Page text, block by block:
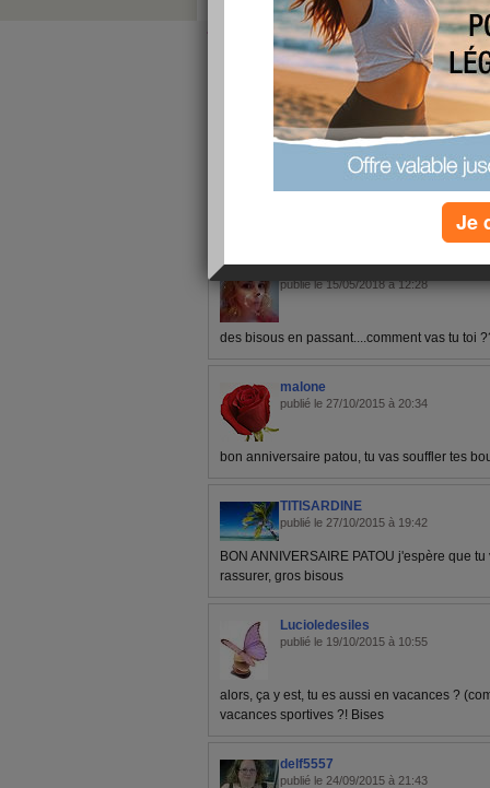
j'espère que vous allez toutes bien
la journée !!
Suiv. › »
emiliearchi76
publié le 15/05/2018 à 12:28
des bisous en passant....comment vas tu toi
malone
publié le 27/10/2015 à 20:34
bon anniversaire patou, tu vas souffler tes
TITISARDINE
publié le 27/10/2015 à 19:42
BON ANNIVERSAIRE PATOU j'espère que
rassurer, gros bisous
Lucioledesiles
publié le 19/10/2015 à 10:55
alors, ça y est, tu es aussi en vacances ?
vacances sportives ?! Bises
delf5557
publié le 24/09/2015 à 21:43
Je